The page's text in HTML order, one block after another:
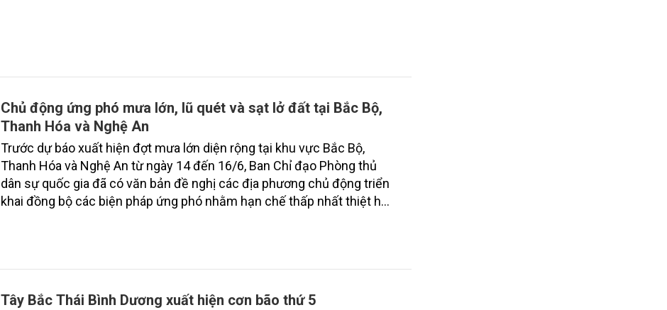
Chủ động ứng phó mưa lớn, lũ quét và sạt lở đất tại Bắc Bộ,
Thanh Hóa và Nghệ An
Trước dự báo xuất hiện đợt mưa lớn diện rộng tại khu vực Bắc Bộ,
Thanh Hóa và Nghệ An từ ngày 14 đến 16/6, Ban Chỉ đạo Phòng thủ
dân sự quốc gia đã có văn bản đề nghị các địa phương chủ động triển
khai đồng bộ các biện pháp ứng phó nhằm hạn chế thấp nhất thiệt hại
Tây Bắc Thái Bình Dương xuất hiện cơn bão thứ 5